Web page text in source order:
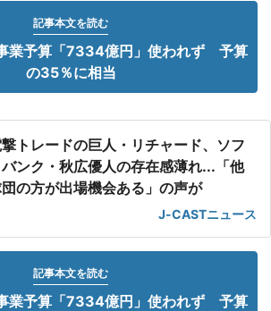
記事本文を読む
業予算「7334億円」使われず 予算
の35％に相当
トレードの巨人・リチャード、ソフ
バンク・秋広優人の存在感薄れ...「他
の方が出場機会ある」の声が
J-CASTニュース
記事本文を読む
業予算「7334億円」使われず 予算